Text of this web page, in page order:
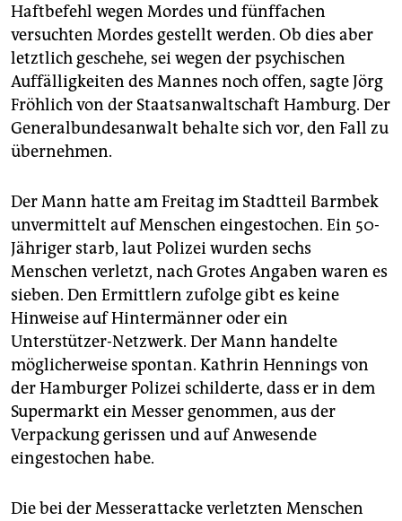
Haftbefehl wegen Mordes und fünffachen
versuchten Mordes gestellt werden. Ob dies aber
letztlich geschehe, sei wegen der psychischen
Auffälligkeiten des Mannes noch offen, sagte Jörg
Fröhlich von der Staatsanwaltschaft Hamburg. Der
Generalbundesanwalt behalte sich vor, den Fall zu
übernehmen.
Der Mann hatte am Freitag im Stadtteil Barmbek
unvermittelt auf Menschen eingestochen. Ein 50-
Jähriger starb, laut Polizei wurden sechs
Menschen verletzt, nach Grotes Angaben waren es
sieben. Den Ermittlern zufolge gibt es keine
Hinweise auf Hintermänner oder ein
Unterstützer-Netzwerk. Der Mann handelte
möglicherweise spontan. Kathrin Hennings von
der Hamburger Polizei schilderte, dass er in dem
Supermarkt ein Messer genommen, aus der
Verpackung gerissen und auf Anwesende
eingestochen habe.
Die bei der Messerattacke verletzten Menschen